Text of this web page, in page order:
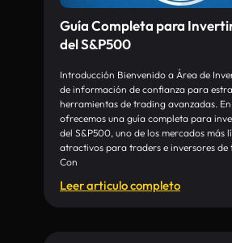
Guía Completa para
del S&P500
Introducción Bienvenido a Área de
de información de confianza para
herramientas de trading avanzadas.
ofrecemos una guía completa para
del S&P500, uno de los mercados más
atractivos para traders e inversores de
Con
Leer articulo completo